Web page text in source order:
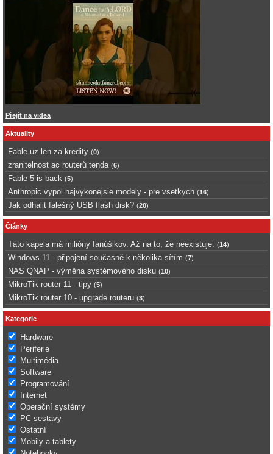
Přejít na videa
Aktuality
Fable uz len za kredity (0)
zranitelnost ac routerů tenda (6)
Fable 5 is back (5)
Anthropic vypol najvykonejsie modely - pre vsetkych (16)
Jak odhalit falešný USB flash disk? (20)
Články
Táto kapela má milióny fanúšikov. Až na to, že neexistuje. (14)
Windows 11 - připojení současně k několika sítím (7)
NAS QNAP - výměna systémového disku (10)
MikroTik router 11 - tipy (5)
MikroTik router 10 - upgrade routeru (3)
Kategorie
Hardware
Periferie
Multimédia
Software
Programování
Internet
Operační systémy
PC sestavy
Ostatní
Mobily a tablety